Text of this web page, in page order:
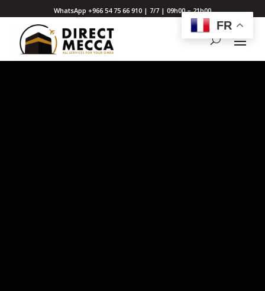
WhatsApp +966 54 75 66 910 | 7/7 | 09h00 – 21h00
FR